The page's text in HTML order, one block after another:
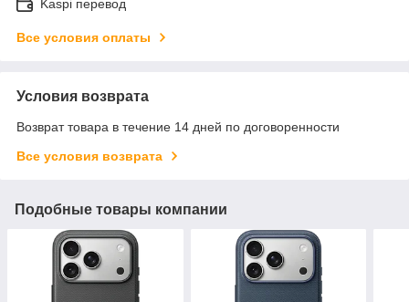
Kaspi перевод
Все условия оплаты
Условия возврата
Возврат товара в течение 14 дней по договоренности
Все условия возврата
Подобные товары компании